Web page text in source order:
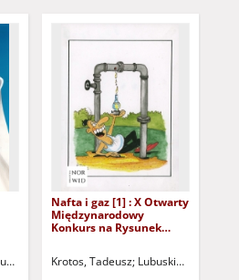
Stowarzyszenie Miłośników Działań
Nafta i gaz [1] : X Otwarty
Międzynarodowy
Konkurs na Rysunek
Krotos, Tadeusz Lubuskie